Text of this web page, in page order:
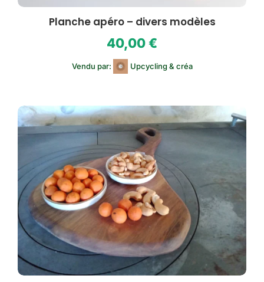
Planche apéro – divers modèles
40,00€
Vendu par: Upcycling & créa